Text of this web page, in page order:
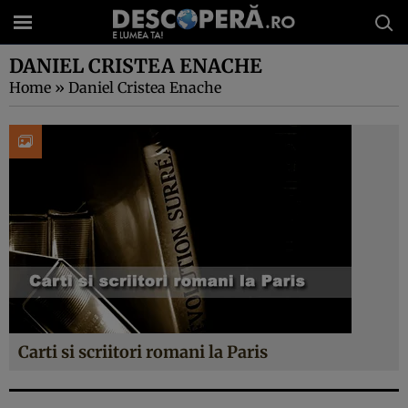
DANIEL CRISTEA ENACHE
Home » Daniel Cristea Enache
Carti si scriitori romani la Paris